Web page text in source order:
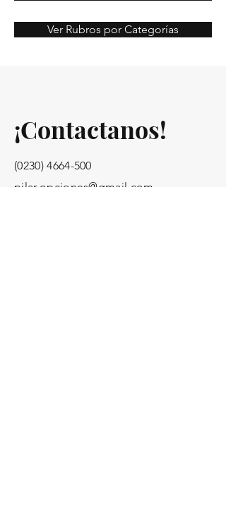
Ver Rubros por Categorías
¡Contactanos!
(0230) 4664-500
pilar.opciones@gmail.com